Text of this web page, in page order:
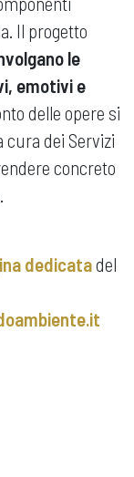
Il progetto
le
emotivi e
delle opere si
cura dei Servizi
concreto
dedicatadel